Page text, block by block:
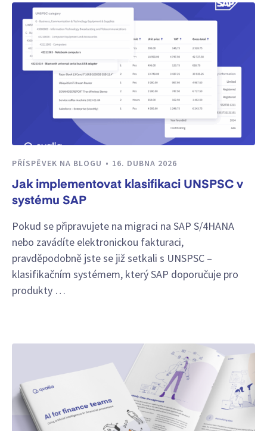
PŘÍSPĚVEK NA BLOGU 16. DUBNA 2026
Jak implementovat klasifikaci UNSPSC v
systému SAP
Pokud se připravujete na migraci na SAP S/4HANA
nebo zavádíte elektronickou fakturaci,
pravděpodobně jste se již setkali s UNSPSC –
klasifikačním systémem, který SAP doporučuje pro
produkty …